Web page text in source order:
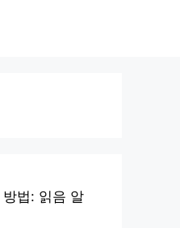
법: 읽음 알